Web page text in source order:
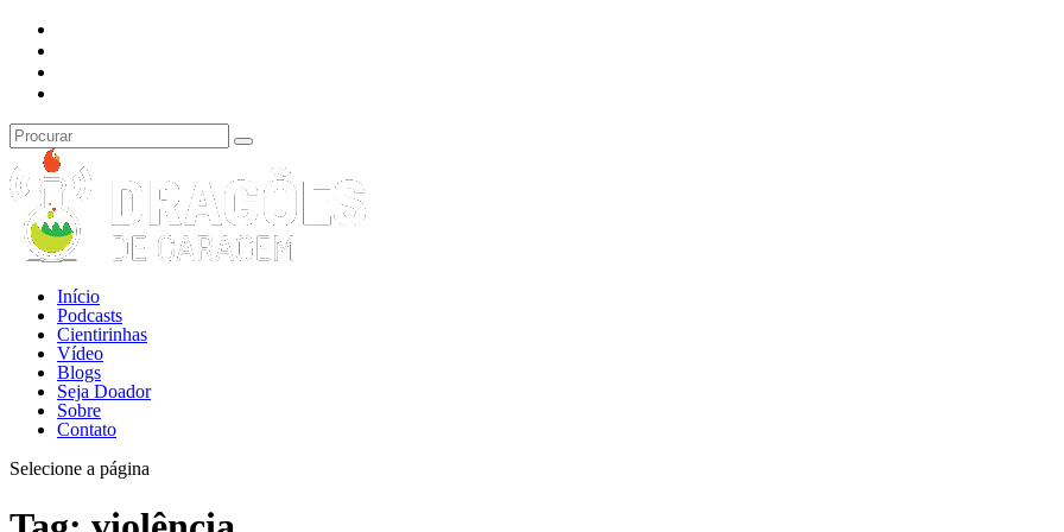
Início
Podcasts
Cientirinhas
Vídeo
Blogs
Seja Doador
Sobre
Contato
Selecione a página